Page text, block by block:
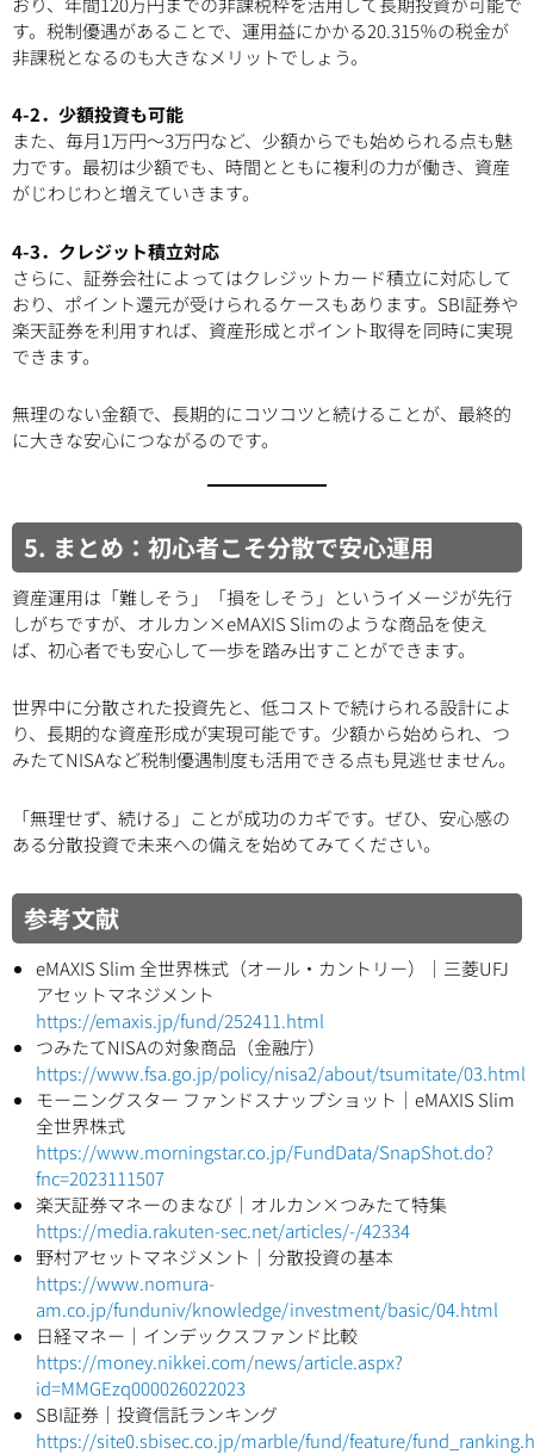
す。税制優遇があることで、運用益にかかる20.315％の税金が
非課税となるのも大きなメリットでしょう。
4-2．少額投資も可能
また、毎月1万円〜3万円など、少額からでも始められる点も魅
力です。最初は少額でも、時間とともに複利の力が働き、資産
がじわじわと増えていきます。
4-3．クレジット積立対応
さらに、証券会社によってはクレジットカード積立に対応して
おり、ポイント還元が受けられるケースもあります。SBI証券や
楽天証券を利用すれば、資産形成とポイント取得を同時に実現
できます。
無理のない金額で、長期的にコツコツと続けることが、最終的
に大きな安心につながるのです。
5. まとめ：初心者こそ分散で安心運用
資産運用は「難しそう」「損をしそう」というイメージが先行
しがちですが、オルカン×eMAXIS Slimのような商品を使え
ば、初心者でも安心して一歩を踏み出すことができます。
世界中に分散された投資先と、低コストで続けられる設計によ
り、長期的な資産形成が実現可能です。少額から始められ、つ
みたてNISAなど税制優遇制度も活用できる点も見逃せません。
「無理せず、続ける」ことが成功のカギです。ぜひ、安心感の
ある分散投資で未来への備えを始めてみてください。
参考文献
eMAXIS Slim 全世界株式（オール・カントリー）｜三菱UFJ
アセットマネジメント
https://emaxis.jp/fund/252411.html
つみたてNISAの対象商品（金融庁）
https://www.fsa.go.jp/policy/nisa2/about/tsumitate/03.html
モーニングスター ファンドスナップショット｜eMAXIS Slim
全世界株式
https://www.morningstar.co.jp/FundData/SnapShot.do?
fnc=2023111507
楽天証券マネーのまなび｜オルカン×つみたて特集
https://media.rakuten-sec.net/articles/-/42334
野村アセットマネジメント｜分散投資の基本
https://www.nomura-
am.co.jp/funduniv/knowledge/investment/basic/04.html
日経マネー｜インデックスファンド比較
https://money.nikkei.com/news/article.aspx?
id=MMGEzq000026022023
SBI証券｜投資信託ランキング
https://site0.sbisec.co.jp/marble/fund/feature/